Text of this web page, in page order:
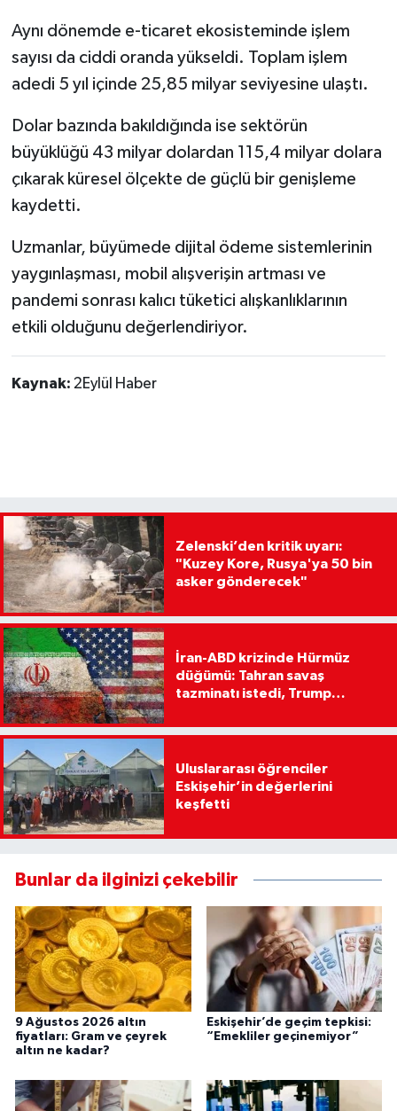
Aynı dönemde e-ticaret ekosisteminde işlem
sayısı da ciddi oranda yükseldi. Toplam işlem
adedi 5 yıl içinde 25,85 milyar seviyesine ulaştı.
Dolar bazında bakıldığında ise sektörün
büyüklüğü 43 milyar dolardan 115,4 milyar dolara
çıkarak küresel ölçekte de güçlü bir genişleme
kaydetti.
Uzmanlar, büyümede dijital ödeme sistemlerinin
yaygınlaşması, mobil alışverişin artması ve
pandemi sonrası kalıcı tüketici alışkanlıklarının
etkili olduğunu değerlendiriyor.
Kaynak: 2Eylül Haber
Zelenski’den kritik uyarı:
"Kuzey Kore, Rusya'ya 50 bin
asker gönderecek"
İran-ABD krizinde Hürmüz
düğümü: Tahran savaş
tazminatı istedi, Trump
Uluslararası öğrenciler
Eskişehir’in değerlerini
keşfetti
Bunlar da ilginizi çekebilir
9 Ağustos 2026 altın
fiyatları: Gram ve çeyrek
altın ne kadar?
Eskişehir’de geçim tepkisi:
“Emekliler geçinemiyor”